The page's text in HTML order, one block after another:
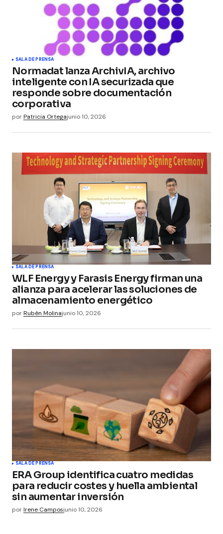
SALA DE PRENSA
Normadat lanza ArchivIA, archivo
inteligente con IA securizada que
responde sobre documentación
corporativa
porPatricia Ortegajunio 10, 2026
SALA DE PRENSA
WLF Energy y Farasis Energy firman una
alianza para acelerar las soluciones de
almacenamiento energético
porRubén Molinajunio 10, 2026
SALA DE PRENSA
ERA Group identifica cuatro medidas
para reducir costes y huella ambiental
sin aumentar inversión
porIrene Camposjunio 10, 2026